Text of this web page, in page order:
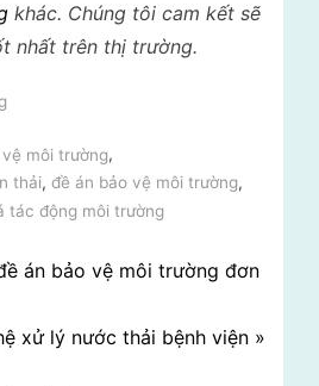
khác. Chúng tôi cam kết sẽ
nhất trên thị trường.
môi trường,
thải, đề án bảo vệ môi trường,
tác động môi trường
án bảo vệ môi trường đơn
xử lý nước thải bệnh viện